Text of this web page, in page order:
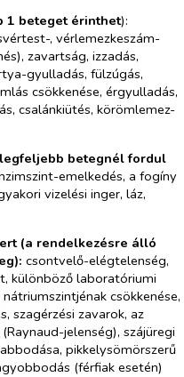
1 beteget érinthet):
, vérlemezkeszám-
zavartság, izzadás,
gyulladás, fülzúgás,
csökkenése, érgyulladás,
csalánkiütés, körömlemez-
betegnél fordul
emelkedés, a fogíny
vizelési inger, láz,
(a rendelkezésre álló
csontvelő-elégtelenség,
különböző laboratóriumi
csökkenése,
szagérzési zavarok, az
jelenség), szájüregi
pikkelysömörszerű
(férfiak esetén)